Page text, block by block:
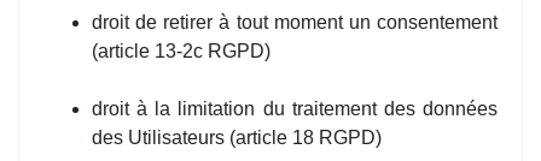
droit de retirer à tout moment un consentement
(article 13-2c RGPD)
droit à la limitation du traitement des données
des Utilisateurs (article 18 RGPD)